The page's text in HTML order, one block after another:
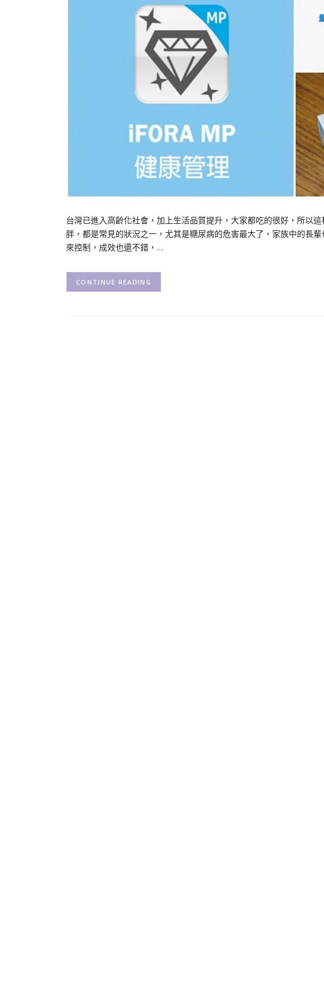
台灣已進入高齡化社會，加上生活品質提升，大家都吃的很好，所以
胖，都是常見的狀況之一，尤其是糖尿病的危害最大了，家族中的長
來控制，成效也還不錯，…
CONTINUE READING